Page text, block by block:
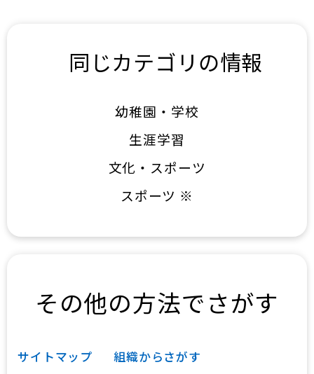
同じカテゴリの情報
幼稚園・学校
生涯学習
文化・スポーツ
スポーツ ※
その他の方法でさがす
サイトマップ
組織からさがす